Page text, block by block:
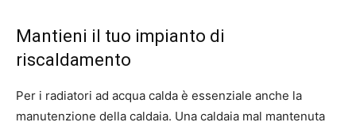
Mantieni il tuo impianto di
riscaldamento
Per i radiatori ad acqua calda è essenziale anche la
manutenzione della caldaia. Una caldaia mal mantenuta